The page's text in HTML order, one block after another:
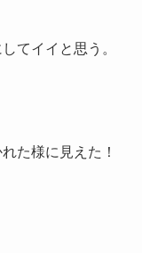
てイイと思う。
た様に見えた！